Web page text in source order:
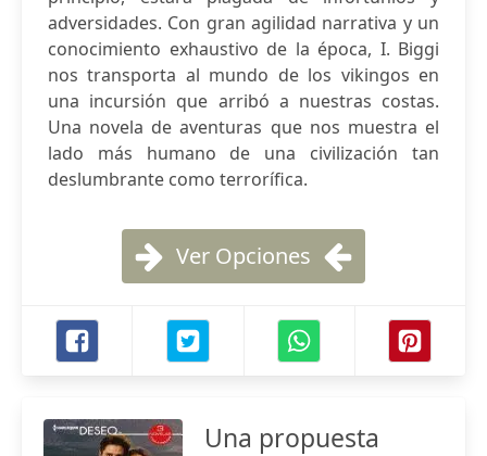
adversidades. Con gran agilidad narrativa y un
conocimiento exhaustivo de la época, I. Biggi
nos transporta al mundo de los vikingos en
una incursión que arribó a nuestras costas.
Una novela de aventuras que nos muestra el
lado más humano de una civilización tan
deslumbrante como terrorífica.
Ver Opciones
Una propuesta